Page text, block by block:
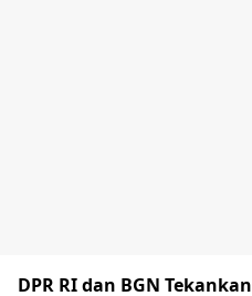
DPR RI dan BGN Tekankan